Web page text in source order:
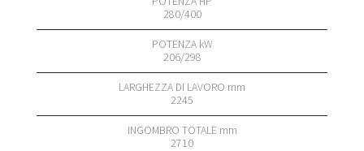
280/400
206/298
2245
2710